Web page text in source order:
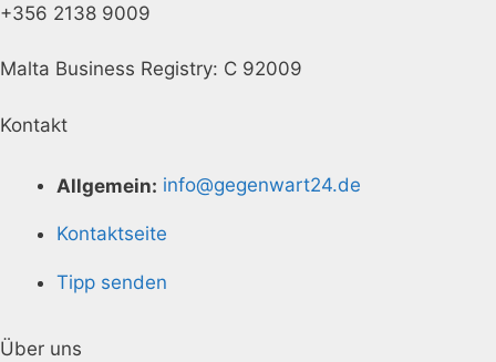
+356 2138 9009
Malta Business Registry: C 92009
Kontakt
Allgemein: info@gegenwart24.de
Kontaktseite
Tipp senden
Über uns